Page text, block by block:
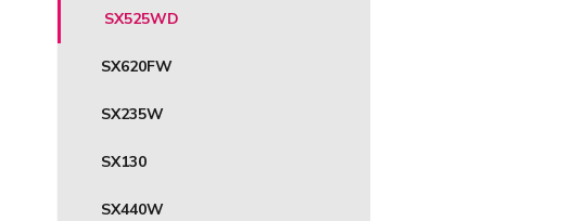
SX525WD
SX620FW
SX235W
SX130
SX440W